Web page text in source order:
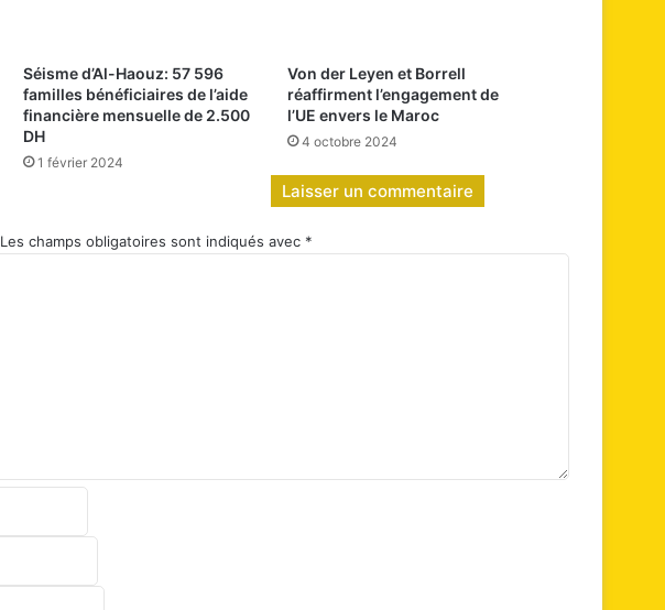
Séisme d’Al-Haouz: 57 596
familles bénéficiaires de l’aide
financière mensuelle de 2.500
DH
1 février 2024
Von der Leyen et Borrell
réaffirment l’engagement de
l’UE envers le Maroc
4 octobre 2024
Laisser un commentaire
Les champs obligatoires sont indiqués avec *